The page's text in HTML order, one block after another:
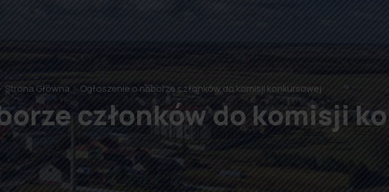
Strona Główna Ogłoszenie o naborze członków do komisji konkursowej
członków do komisji